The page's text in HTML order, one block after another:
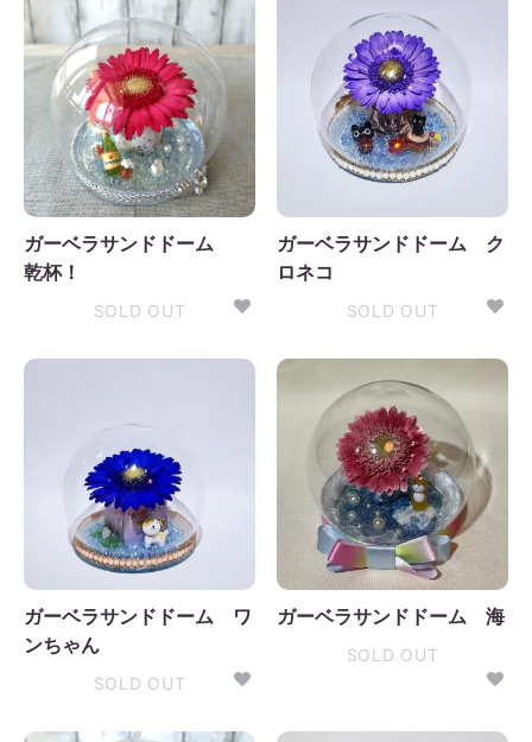
ガーベラサンドドーム
乾杯！
SOLD OUT
ガーベラサンドドーム ク
ロネコ
SOLD OUT
ガーベラサンドドーム ワ
ンちゃん
SOLD OUT
ガーベラサンドドーム 海
SOLD OUT